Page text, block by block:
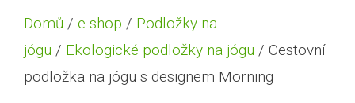
Domů / e-shop / Podložky na
jógu / Ekologické podložky na jógu / Cestovní
podložka na jógu s designem Morning